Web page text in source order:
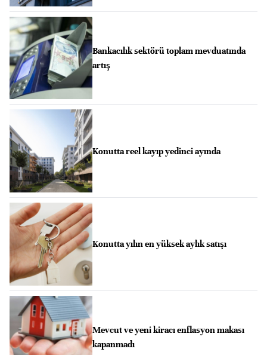
Bankacılık sektörü toplam mevduatında
artış
Konutta reel kayıp yedinci ayında
Konutta yılın en yüksek aylık satışı
Mevcut ve yeni kiracı enflasyon makası
kapanmadı